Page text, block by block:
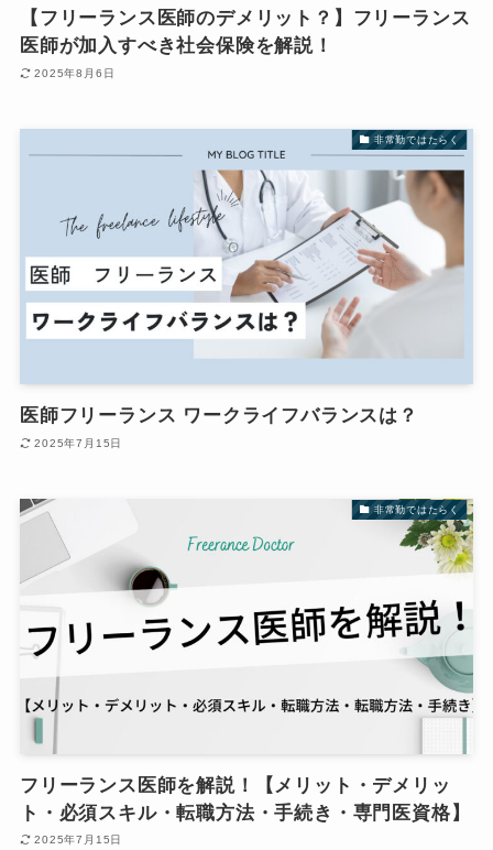
【フリーランス医師のデメリット？】フリーランス
医師が加入すべき社会保険を解説！
2025年8月6日
非常勤ではたらく
医師フリーランス ワークライフバランスは？
2025年7月15日
非常勤ではたらく
フリーランス医師を解説！【メリット・デメリッ
ト・必須スキル・転職方法・手続き・専門医資格】
2025年7月15日